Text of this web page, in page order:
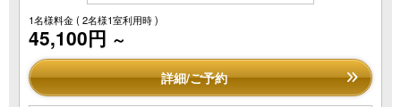
1名様料金( 2名様1室利用時 )
45,100円 ～
詳細/ご予約